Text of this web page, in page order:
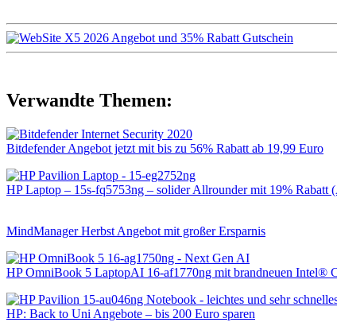
Verwandte Themen:
Bitdefender Angebot jetzt mit bis zu 56% Rabatt ab 19,99 Euro
HP Laptop – 15s-fq5753ng – solider Allrounder mit 19% Rabatt
MindManager Herbst Angebot mit großer Ersparnis
HP OmniBook 5 LaptopAI 16-af1770ng mit brandneuen Intel®
HP: Back to Uni Angebote – bis 200 Euro sparen